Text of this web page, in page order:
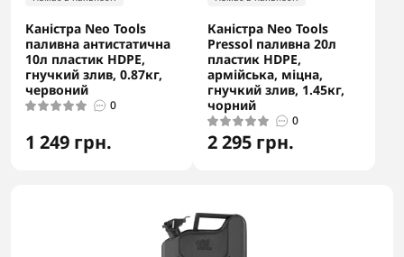
Каністра Neo Tools
паливна антистатична
10л пластик HDPE,
гнучкий злив, 0.87кг,
червоний
0
1 249 грн.
Каністра Neo Tools
Pressol паливна 20л
пластик HDPE,
армійська, міцна,
гнучкий злив, 1.45кг,
чорний
0
2 295 грн.